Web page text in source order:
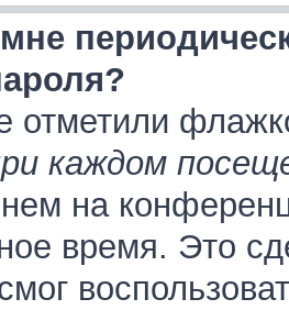
отметили
каждом
на
время. Это